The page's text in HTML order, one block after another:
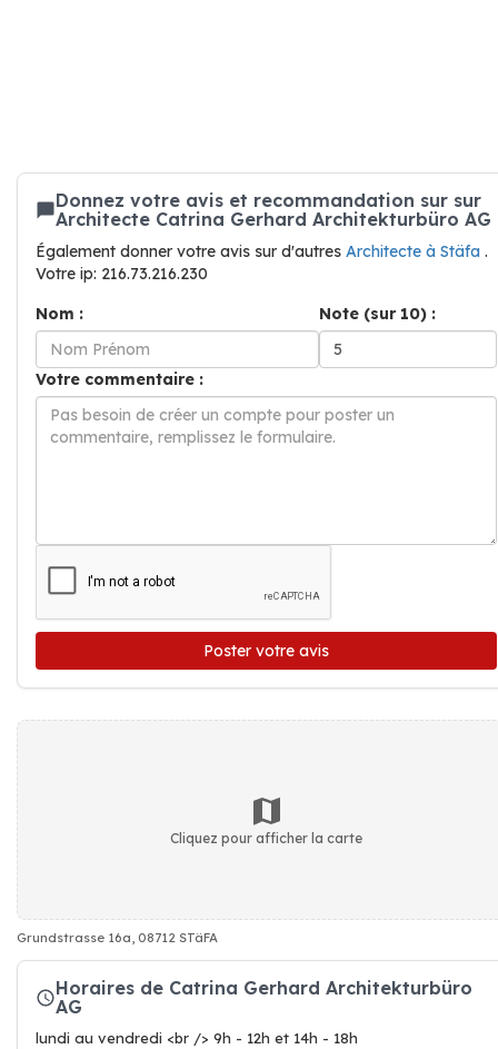
Donnez votre avis et recommandation sur sur
Architecte Catrina Gerhard Architekturbüro AG
Également donner votre avis sur d'autres Architecte à Stäfa .
Votre ip: 216.73.216.230
Nom :
Note (sur 10) :
Votre commentaire :
Poster votre avis
Cliquez pour afficher la carte
Grundstrasse 16a, 08712 STäFA
Horaires de Catrina Gerhard Architekturbüro
AG
lundi au vendredi <br /> 9h - 12h et 14h - 18h